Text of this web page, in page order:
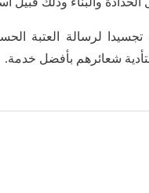
لرسالة العتبة
شعائرهم بأفضل خدمة.